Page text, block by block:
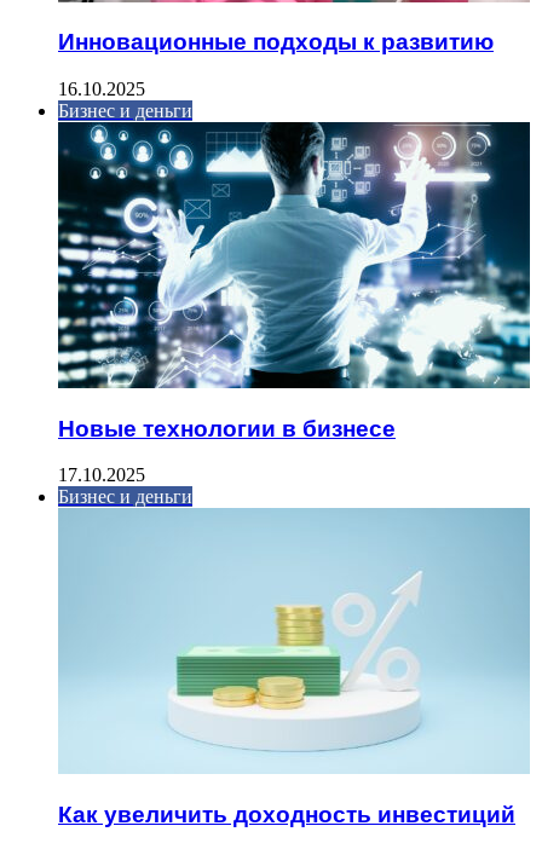
Инновационные подходы к развитию
16.10.2025
Бизнес и деньги
Новые технологии в бизнесе
17.10.2025
Бизнес и деньги
Как увеличить доходность инвестиций